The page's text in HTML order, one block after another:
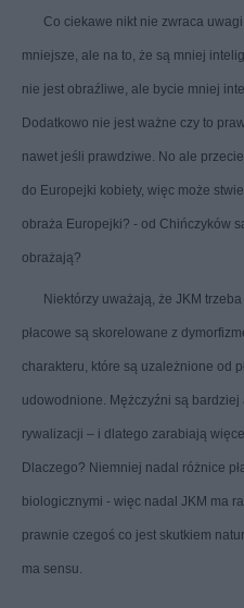
Co ciekawe nikt nie zwraca
mniejsze, ale na to, że są mniej
nie jest obraźliwe, ale bycie mniej
Dodatkowo nie jest ważne czy to
nawet jeśli prawdziwe. No ale
do Europejki kobiety, więc może
obraża Europejki? - od Chińczyków
obrażają?
Niektórzy uważają, że JKM
płacowe są skorelowane z
charakteru, które są uzależnione od
udowodnione. Mężczyźni są bardziej
rywalizacji – i dlatego zarabiają
Dlaczego? Niemniej nadal różnice
biologicznymi - więc nadal JKM ma
prawnie czegoś co jest skutkiem
ma sensu.